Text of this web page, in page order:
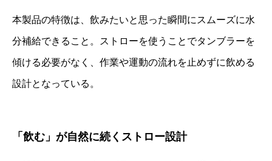
本製品の特徴は、飲みたいと思った瞬間にスムーズに水
分補給できること。ストローを使うことでタンブラーを
傾ける必要がなく、作業や運動の流れを止めずに飲める
設計となっている。
「飲む」が自然に続くストロー設計